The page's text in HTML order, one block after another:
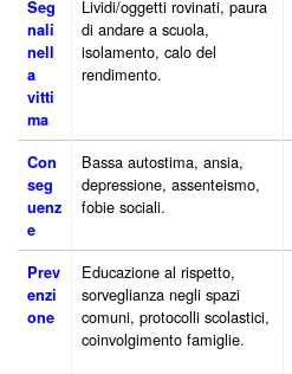
Seg
nali
nell
a
vitti
ma
Lividi/oggetti rovinati, paura
di andare a scuola,
isolamento, calo del
rendimento.
Con
seg
uenz
e
Bassa autostima, ansia,
depressione, assenteismo,
fobie sociali.
Prev
enzi
one
Educazione al rispetto,
sorveglianza negli spazi
comuni, protocolli scolastici,
coinvolgimento famiglie.